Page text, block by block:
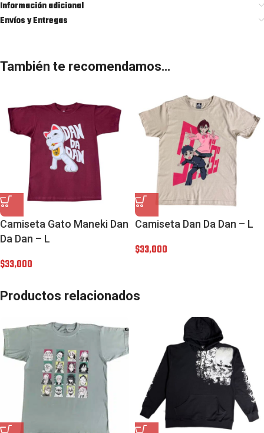
Información adicional
Envíos y Entregas
También te recomendamos…
Camiseta Gato Maneki Dan
Da Dan – L
$33,000
Camiseta Dan Da Dan – L
$33,000
Productos relacionados